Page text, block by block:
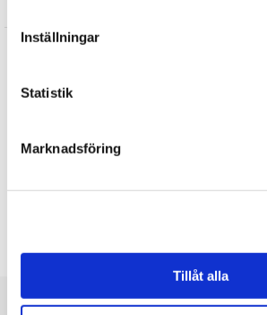
Inställningar
Statistik
Marknadsföring
Tillåt alla
Hgcbnn
Skriv en recension
Du är här